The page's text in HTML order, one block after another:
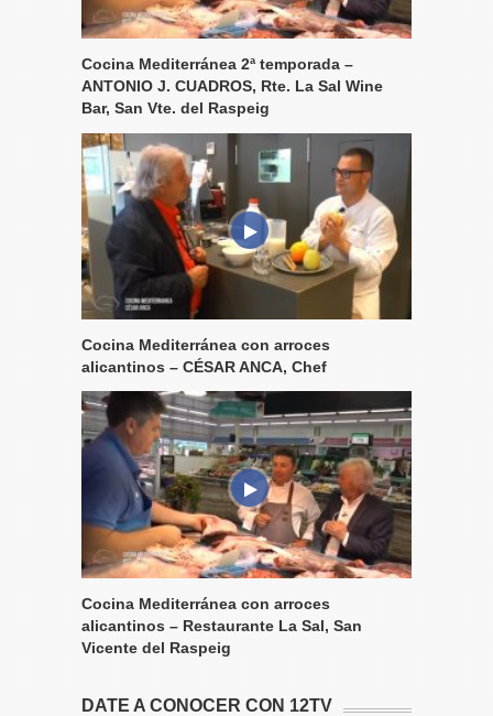
Cocina Mediterránea 2ª temporada –
ANTONIO J. CUADROS, Rte. La Sal Wine
Bar, San Vte. del Raspeig
Cocina Mediterránea con arroces
alicantinos – CÉSAR ANCA, Chef
Cocina Mediterránea con arroces
alicantinos – Restaurante La Sal, San
Vicente del Raspeig
DATE A CONOCER CON 12TV